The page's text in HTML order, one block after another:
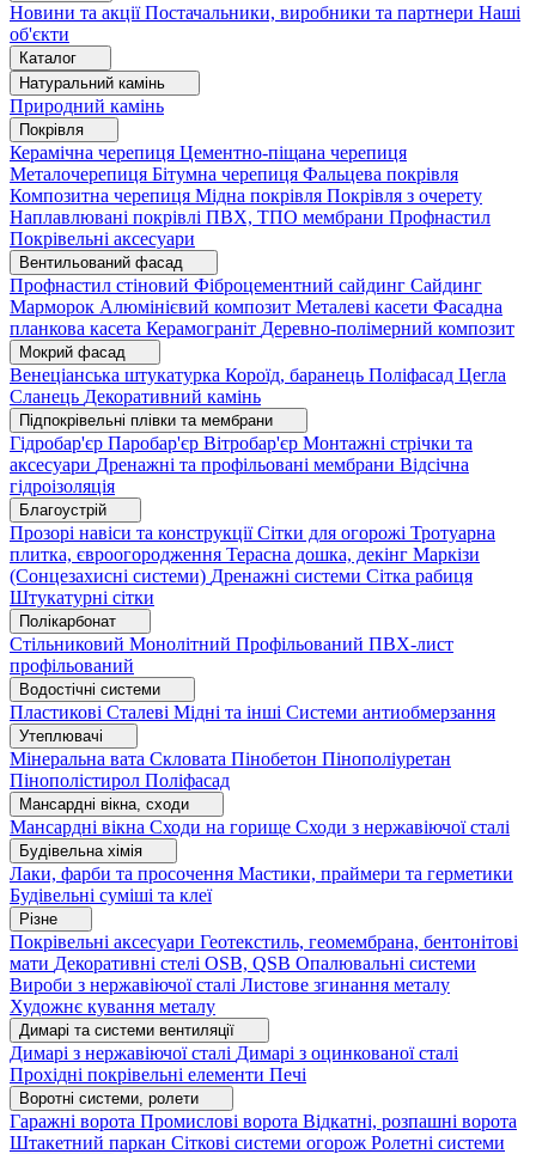
Новини та акціїПостачальники, виробники та партнери Наші
об'єкти
Каталог
Натуральний камінь
Природний камінь
Покрівля
Керамічна черепиця Цементно-піщана черепиця
Металочерепиця Бітумна черепиця Фальцева покрівля
Композитна черепиця Мідна покрівля Покрівля з очерету
Наплавлювані покрівлі ПВХ, ТПО мембрани Профнастил
Покрівельні аксесуари
Вентильований фасад
Профнастил стіновий Фіброцементний сайдинг Сайдинг
Марморок Алюмінієвий композит Металеві касети Фасадна
планкова касета Керамограніт Деревно-полімерний композит
Мокрий фасад
Венеціанська штукатурка Короїд, баранець Поліфасад Цегла
Сланець Декоративний камінь
Підпокрівельні плівки та мембрани
Гідробар'єр Паробар'єр Вітробар'єр Монтажні стрічки та
аксесуари Дренажні та профільовані мембрани Відсічна
гідроізоляція
Благоустрій
Прозорі навіси та конструкціїСітки для огорожі Тротуарна
плитка, євроогородження Терасна дошка, декінг Маркізи
(Сонцезахисні системи) Дренажні системи Сітка рабиця
Штукатурні сітки
Полікарбонат
Стільниковий Монолітний Профільований ПВХ-лист
профільований
Водостічні системи
Пластикові Сталеві Мідні та інші Системи антиобмерзання
Утеплювачі
Мінеральна вата Скловата Пінобетон Пінополіуретан
Пінополістирол Поліфасад
Мансардні вікна, сходи
Мансардні вікна Сходи на горище Сходи з нержавіючої сталі
Будівельна хімія
Лаки, фарби та просочення Мастики, праймери та герметики
Будівельні суміші та клеї
Різне
Покрівельні аксесуари Геотекстиль, геомембрана, бентонітові
мати Декоративні стелі OSB, QSB Опалювальні системи
Вироби з нержавіючої сталі Листове згинання металу
Художнє кування металу
Димарі та системи вентиляції
Димарі з нержавіючої сталі Димарі з оцинкованої сталі
Прохідні покрівельні елементи Печі
Воротні системи, ролети
Гаражні ворота Промислові ворота Відкатні, розпашні ворота
Штакетний паркан Сіткові системи огорож Ролетні системи